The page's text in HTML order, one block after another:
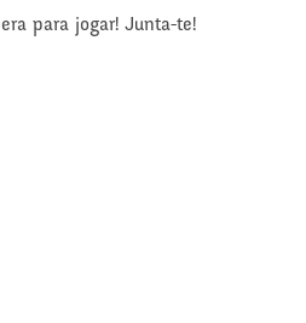
para jogar! Junta-te!